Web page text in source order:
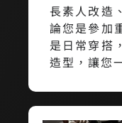
長素人改造
論您是參加
是日常穿搭
造型，讓您